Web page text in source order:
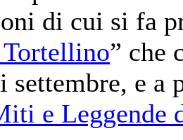
di cui si fa
Tortellino” che
settembre, e a
e Leggende